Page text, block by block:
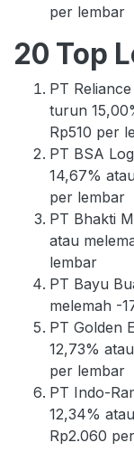
per lembar
20 Top
PT
turun
Rp510 per
PT BSA
14,67%
per lembar
PT Bhakti
atau
lembar
PT Bayu
melemah -
PT Golden
12,73%
per lembar
PT Indo-
12,34%
Rp2.060